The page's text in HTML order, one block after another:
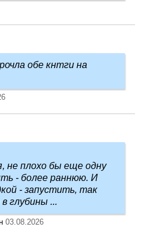
обе кнтги на
не плохо бы еще одну
- более раннюю. И
- запустить, так
глубины ...
03.08.2026